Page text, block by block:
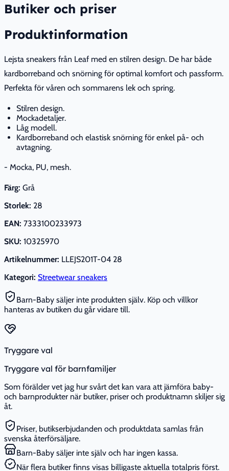
Butiker och priser
Produktinformation
Lejsta sneakers från Leaf med en stilren design. De har både
kardborreband och snörning för optimal komfort och passform.
Perfekta för våren och sommarens lek och spring.
Stilren design.
Mockadetaljer.
Låg modell.
Kardborreband och elastisk snörning för enkel på- och
avtagning.
- Mocka, PU, mesh.
Färg: Grå
Storlek: 28
EAN: 7333100233973
SKU: 10325970
Artikelnummer: LLEJS201T-04 28
Kategori: Streetwear sneakers
Barn-Baby säljer inte produkten själv. Köp och villkor
hanteras av butiken du går vidare till.
Tryggare val
Tryggare val för barnfamiljer
Som förälder vet jag hur svårt det kan vara att jämföra baby-
och barnprodukter när butiker, priser och produktnamn skiljer sig
åt.
Priser, butikserbjudanden och produktdata samlas från
svenska återförsäljare.
Barn-Baby säljer inte själv och har ingen kassa.
När flera butiker finns visas billigaste aktuella totalpris först.